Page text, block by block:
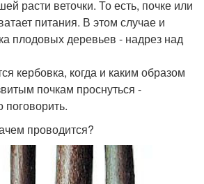
расти веточки. То есть, почке или
питания. В этом случае и
плодовых деревьев - надрез над
кербовка, когда и каким образом
почкам проснуться -
поговорить.
проводится?